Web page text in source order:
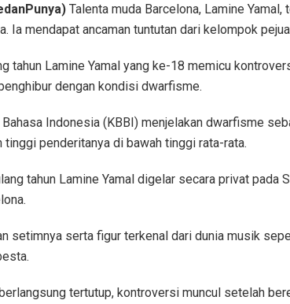
Talenta muda Barcelona, Lamine
Ia mendapat ancaman tuntutan dari kelompok
tahun Lamine Yamal yang ke-18 memicu
dengan kondisi dwarfisme.
Indonesia (KBBI) menjelakan dwarfisme
tinggi penderitanya di bawah tinggi rata-rata.
tahun Lamine Yamal digelar secara privat
setimnya serta figur terkenal dari dunia musik
tertutup, kontroversi muncul setelah